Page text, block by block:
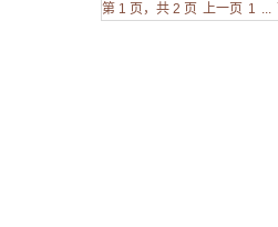
第 1 页，共 2 页 上一页 1 ...